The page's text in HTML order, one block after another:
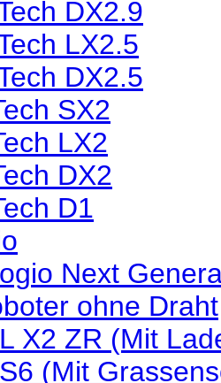
DX2.9
LX2.5
DX2.5
SX2
LX2
DX2
D1
Next
ohne Draht
X2 ZR (Mit
(Mit